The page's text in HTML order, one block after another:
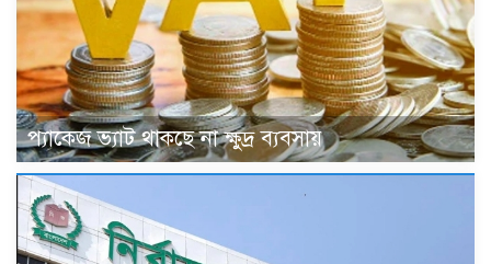
প্যাকেজ ভ্যাট থাকছে না ক্ষুদ্র ব্যবসায়